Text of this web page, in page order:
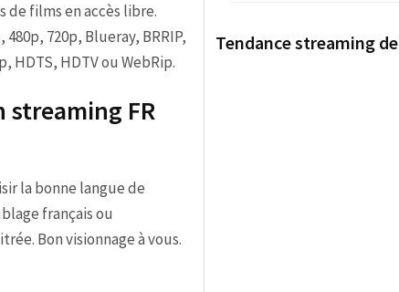
de films en accès libre.
720p, Blueray, BRRIP,
HDTS, HDTV ou WebRip.
FR
la bonne langue de
français ou
Bon visionnage à vous.
Tendance streaming de